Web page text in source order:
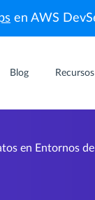
en AWS
Blog Recursos
en Entornos